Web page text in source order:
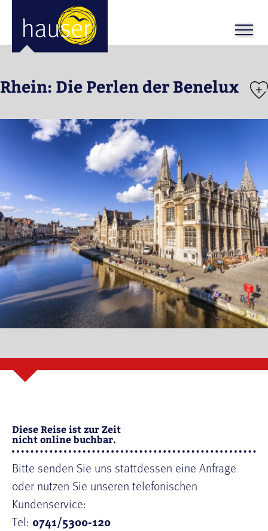
Rhein: Die Perlen der Benelux
Diese Reise ist zur Zeit
nicht online buchbar.
Bitte senden Sie uns stattdessen eine Anfrage
oder nutzen Sie unseren telefonischen
Kundenservice:
Tel: 0741/5300-120